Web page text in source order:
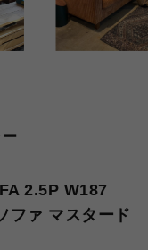
2.5P W187
ファ マスタード